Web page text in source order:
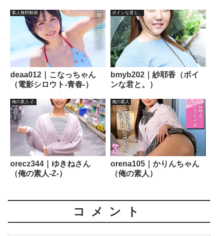
素人無料動画
deaa012｜こなっちゃん
（電影シロウト-青春-）
ボインな君と。
bmyb202｜紗耶香（ボイ
ンな君と。）
俺の素人-Z-
orecz344｜ゆきねさん
（俺の素人-Z-）
俺の素人
orena105｜かりんちゃん
（俺の素人）
コメント